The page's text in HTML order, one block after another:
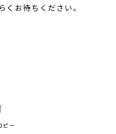
お待ちください。
ピー